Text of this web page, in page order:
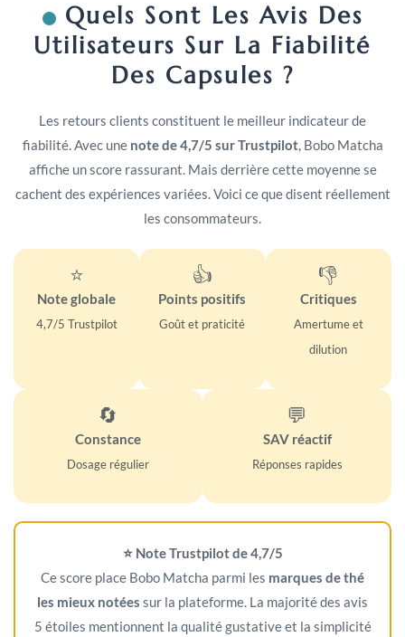
Quels Sont Les Avis Des
Utilisateurs Sur La Fiabilité
Des Capsules ?
Les retours clients constituent le meilleur indicateur de
fiabilité. Avec une note de 4,7/5 sur Trustpilot, Bobo Matcha
affiche un score rassurant. Mais derrière cette moyenne se
cachent des expériences variées. Voici ce que disent réellement
les consommateurs.
⭐
Note globale
4,7/5 Trustpilot
👍
Points positifs
Goût et praticité
👎
Critiques
Amertume et
dilution
🔄
Constance
Dosage régulier
💬
SAV réactif
Réponses rapides
⭐ Note Trustpilot de 4,7/5
Ce score place Bobo Matcha parmi les marques de thé
les mieux notées sur la plateforme. La majorité des avis
5 étoiles mentionnent la qualité gustative et la simplicité